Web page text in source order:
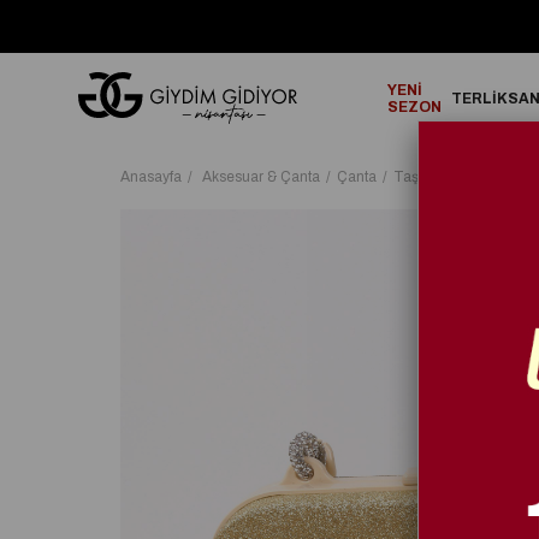
YENİ
SEZON
TERLİK
Anasayfa Aksesuar & Çanta Çanta Taşlı Çanta